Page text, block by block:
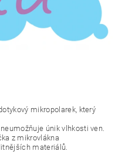
mikropolarek, který
únik vlhkosti ven.
z mikrovlákna
materiálů.